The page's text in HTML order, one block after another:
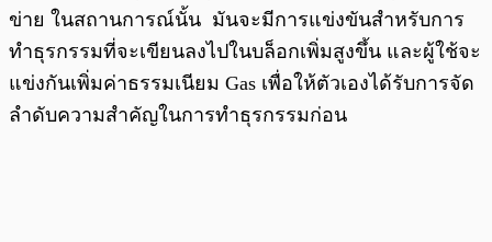
ข่าย ในสถานการณ์นั้น มันจะมีการแข่งขันสำหรับการ
ทำธุรกรรมที่จะเขียนลงไปในบล็อกเพิ่มสูงขึ้น และผู้ใช้จะ
แข่งกันเพิ่มค่าธรรมเนียม Gas เพื่อให้ตัวเองได้รับการจัด
ลำดับความสำคัญในการทำธุรกรรมก่อน